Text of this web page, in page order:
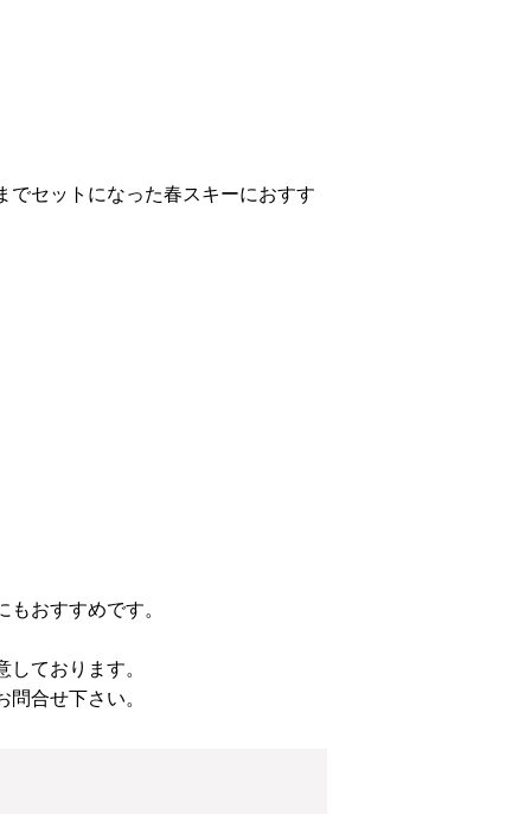
でセットになった春スキーにおすす
おすすめです。
ております。
合せ下さい。